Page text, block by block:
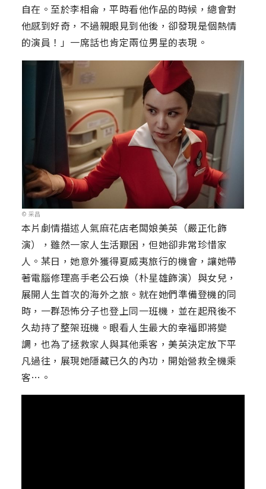
自在。至於李相侖，平時看他作品的時候，總會對
他感到好奇，不過親眼見到他後，卻發現是個熱情
的演員！」一席話也肯定兩位男星的表現。
© 采昌
本片劇情描述人氣麻花店老闆娘美英（嚴正化飾
演），雖然一家人生活艱困，但她卻非常珍惜家
人。某日，她意外獲得夏威夷旅行的機會，讓她帶
著電腦修理高手老公石煥（朴星雄飾演）與女兒，
展開人生首次的海外之旅。就在她們準備登機的同
時，一群恐怖分子也登上同一班機，並在起飛後不
久劫持了整架班機。眼看人生最大的幸福即將變
調，也為了拯救家人與其他乘客，美英決定放下平
凡過往，展現她隱藏已久的內功，開始營救全機乘
客…。